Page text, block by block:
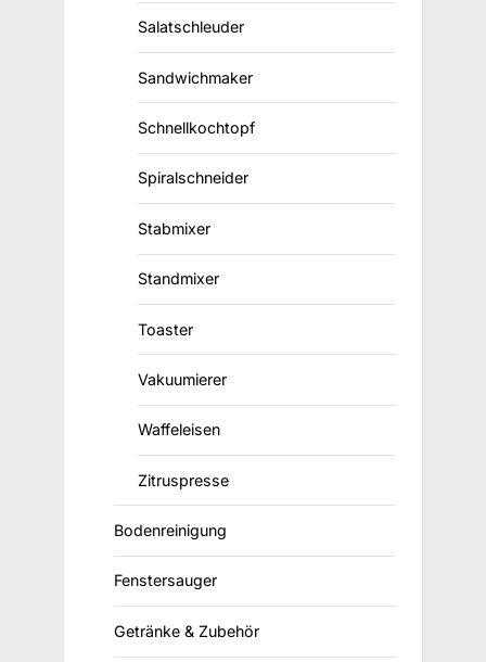
Salatschleuder
Sandwichmaker
Schnellkochtopf
Spiralschneider
Stabmixer
Standmixer
Toaster
Vakuumierer
Waffeleisen
Zitruspresse
Bodenreinigung
Fenstersauger
Getränke & Zubehör